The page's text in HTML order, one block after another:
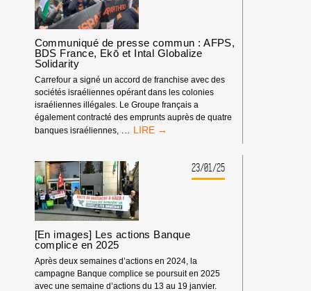
Communiqué de presse commun : AFPS,
BDS France, Ekō et Intal Globalize
Solidarity
Carrefour a signé un accord de franchise avec des
sociétés israéliennes opérant dans les colonies
israéliennes illégales. Le Groupe français a
également contracté des emprunts auprès de quatre
banques israéliennes, … COMMUNIQUÉ
COMMUN
:
AFPS,
BDS
FRANCE,
EKŌ
ET
GLOBALIZE
SOLIDARITY
23/01/25
[En images] Les actions Banque
complice en 2025
Après deux semaines d’actions en 2024, la
campagne Banque complice se poursuit en 2025
avec une semaine d’actions du 13 au 19 janvier.